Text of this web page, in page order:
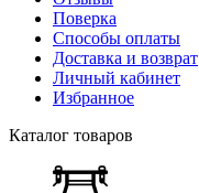
Поверка
Способы оплаты
Доставка и возврат
Личный кабинет
Избранное
Каталог товаров